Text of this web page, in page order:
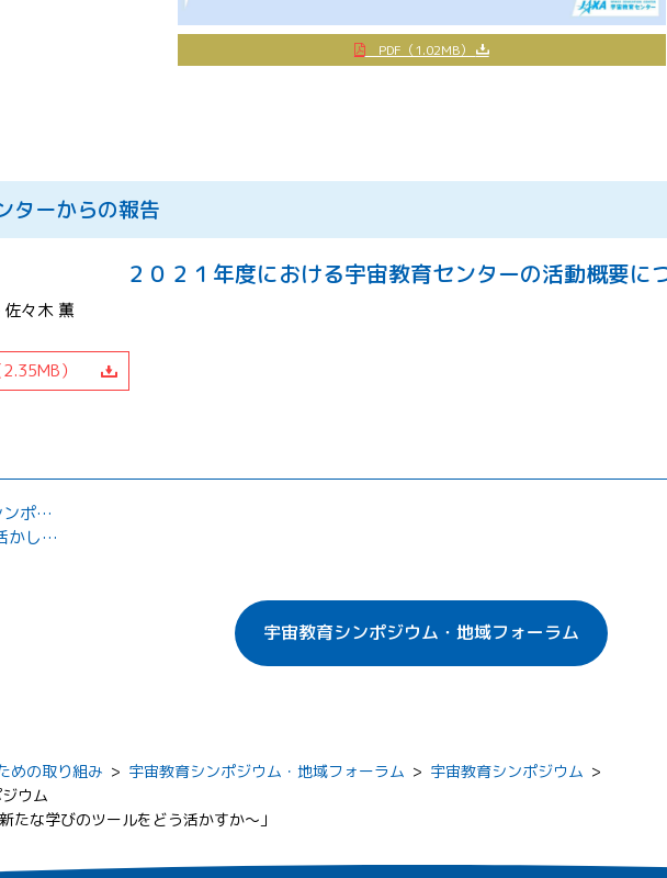
PDF（1.02MB）
ターからの報告
２０２１年度における宇宙教育センターの活動概要に
々木 薫
）
2020年度 宇宙教育シンポジウム WEB版
ために～」
宇宙教育シンポジウム・地域フォーラム
めの取り組み > 宇宙教育シンポジウム・地域フォーラム > 宇宙教育シンポジウム >
ウム
たな学びのツールをどう活かすか～」